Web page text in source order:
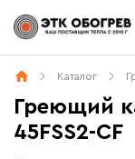
Каталог
Греющий
45FSS2-CF